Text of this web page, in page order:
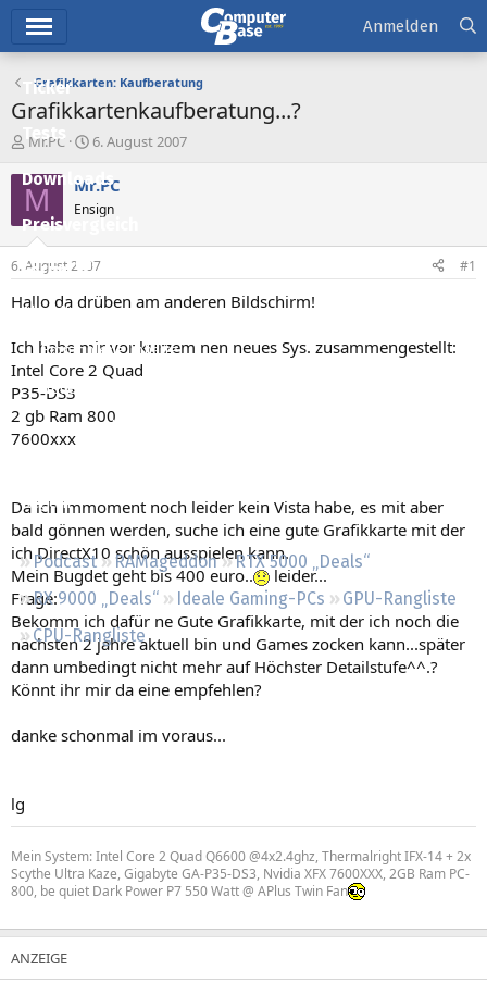
Ticker
Tests
Downloads
Preisvergleich
Forum
Aktuelles
Empfohlene Inhalte
Neue Beiträge
Neueste Aktivitäten
Regeln
Podcast RAMageddon
RTX 5000 „Deals“
RX 9000 „Deals“
Ideale Gaming-PCs
GPU-Rangliste
CPU-Rangliste
Anmelden
Grafikkarten: Kaufberatung
Grafikkartenkaufberatung...?
E
s
t
e
l
e
r
Mr.PC
E
s
e
l
t
a
6. August 2007
M Mr.PC
Ensign
6. August 2007 #1
Hallo da drüben am anderen Bildschirm!
Ich habe mir vor kurzem nen neues Sys. zusammengestellt:
Intel Core 2 Quad
P35-DS3
2 gb Ram 800
7600xxx
Da ich immoment noch leider kein Vista habe, es mit aber
bald gönnen werden, suche ich eine gute Grafikkarte mit der
ich DirectX10 schön ausspielen kann.
Mein Bugdet geht bis 400 euro..
leider...
Frage:
Bekomm ich dafür ne Gute Grafikkarte, mit der ich noch die
nächsten 2 jahre aktuell bin und Games zocken kann...später
dann umbedingt nicht mehr auf Höchster Detailstufe^^.?
Könnt ihr mir da eine empfehlen?
danke schonmal im voraus...
lg
Mein System: Intel Core 2 Quad Q6600 @4x2.4ghz, Thermalright IFX-14 + 2x
Scythe Ultra Kaze, Gigabyte GA-P35-DS3, Nvidia XFX 7600XXX, 2GB Ram PC-
800, be quiet Dark Power P7 550 Watt @ APlus Twin Fan